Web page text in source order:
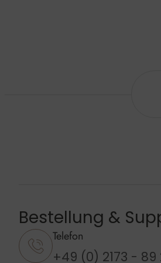
Bestellung &
Telefon
+49 (0) 2173 - 89